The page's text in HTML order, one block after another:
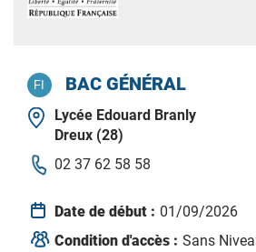
BAC GÉNÉRAL
Lycée Edouard Branly
Dreux (28)
02 37 62 58 58
Date de début : 01/09/2026
Condition d'accès : Sans